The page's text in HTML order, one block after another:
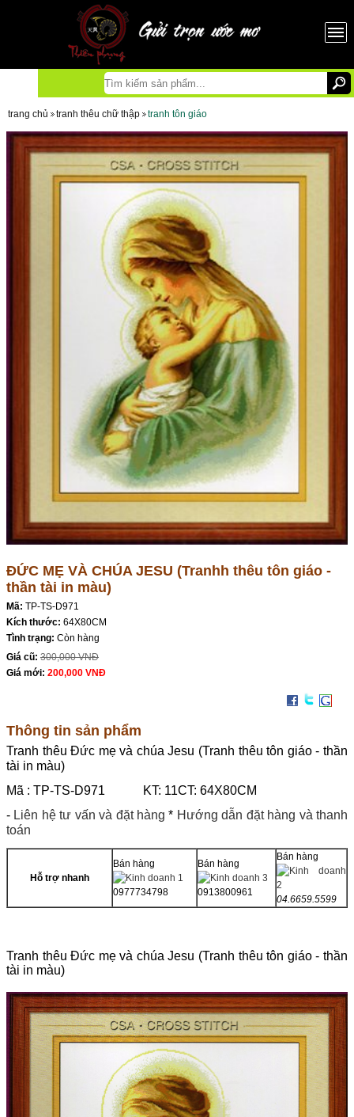
trang chủ tranh thêu chữ thập tranh tôn giáo
ĐỨC MẸ VÀ CHÚA JESU (Tranhh thêu tôn giáo -
thần tài in màu)
Mã: TP-TS-D971
Kích thước: 64X80CM
Tình trạng: Còn hàng
Giá cũ: 300,000 VNĐ
Giá mới: 200,000 VNĐ
Thông tin sản phẩm
Tranh thêu Đức mẹ và chúa Jesu (Tranh thêu tôn giáo - thần
tài in màu)
Mã : TP-TS-D971 KT: 11CT: 64X80CM
- Liên hệ tư vấn và đặt hàng * Hướng dẫn đặt hàng và thanh
toán
Hỗ trợ nhanh
Bán hàng
0977734798
Bán hàng
0913800961
Bán hàng
04.6659.5599
Tranh thêu Đức mẹ và chúa Jesu (Tranh thêu tôn giáo - thần
tài in màu)